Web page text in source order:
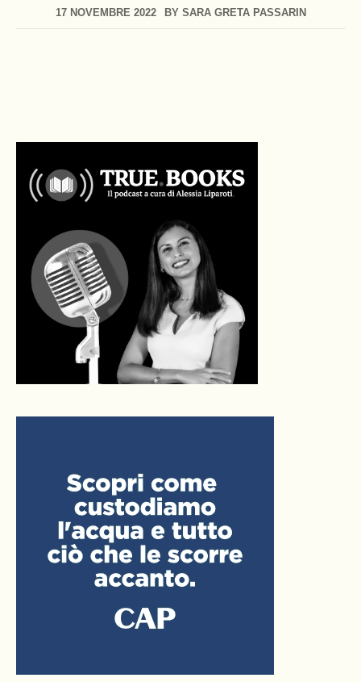
17 NOVEMBRE 2022 BY SARA GRETA PASSARIN